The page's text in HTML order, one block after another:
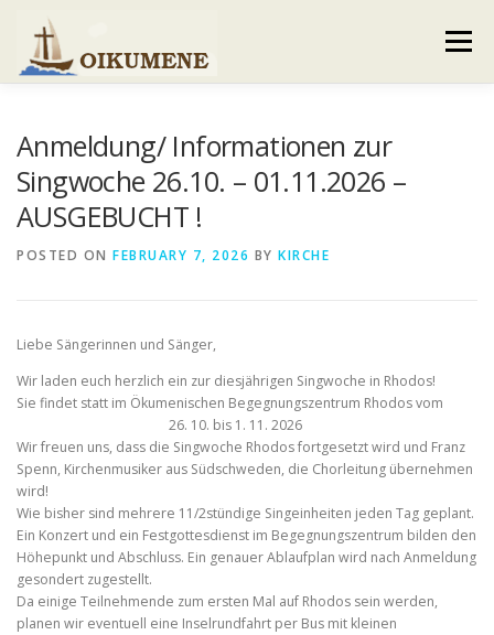
content
Menu
GEMEINDEBRIEF VORSTAND UND TEAM
Anmeldung/ Informationen zur
Singwoche 26.10. – 01.11.2026 –
AUSGEBUCHT !
POSTED ON FEBRUARY 7, 2026 BY KIRCHE
Liebe Sängerinnen und Sänger,
Wir laden euch herzlich ein zur diesjährigen Singwoche in Rhodos!
Sie findet statt im Ökumenischen Begegnungszentrum Rhodos vom
26. 10. bis 1. 11. 2026
Wir freuen uns, dass die Singwoche Rhodos fortgesetzt wird und Franz
Spenn, Kirchenmusiker aus Südschweden, die Chorleitung übernehmen
wird!
Wie bisher sind mehrere 11/2stündige Singeinheiten jeden Tag geplant.
Ein Konzert und ein Festgottesdienst im Begegnungszentrum bilden den
Höhepunkt und Abschluss. Ein genauer Ablaufplan wird nach Anmeldung
gesondert zugestellt.
Da einige Teilnehmende zum ersten Mal auf Rhodos sein werden,
planen wir eventuell eine Inselrundfahrt per Bus mit kleinen